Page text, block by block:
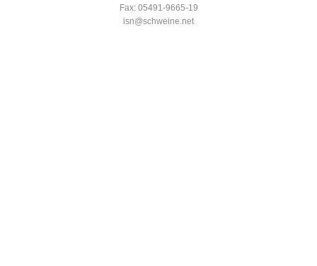
Fax: 05491-9665-19
isn@schweine.net